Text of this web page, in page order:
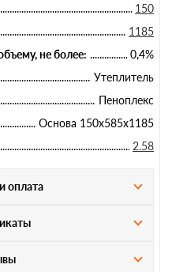
150
1185
не более:
0,4%
Утеплитель
Пеноплекс
Основа 150х585х1185
2.58
оплата